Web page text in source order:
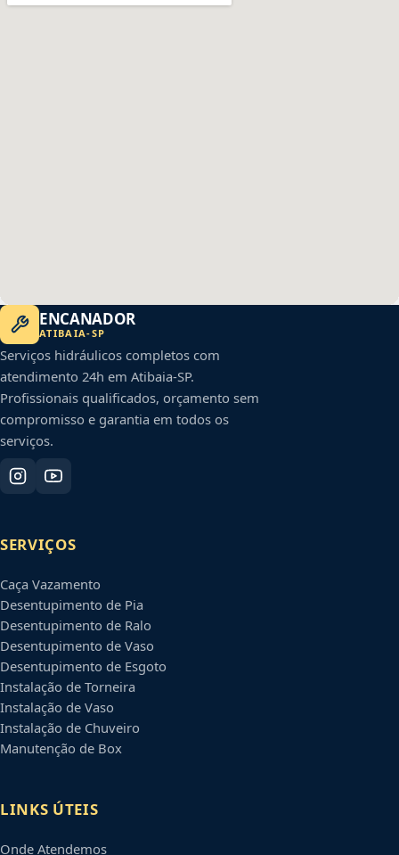
ENCANADOR
ATIBAIA-SP
Serviços hidráulicos completos com
atendimento 24h em Atibaia-SP.
Profissionais qualificados, orçamento sem
compromisso e garantia em todos os
serviços.
SERVIÇOS
Caça Vazamento
Desentupimento de Pia
Desentupimento de Ralo
Desentupimento de Vaso
Desentupimento de Esgoto
Instalação de Torneira
Instalação de Vaso
Instalação de Chuveiro
Manutenção de Box
LINKS ÚTEIS
Onde Atendemos